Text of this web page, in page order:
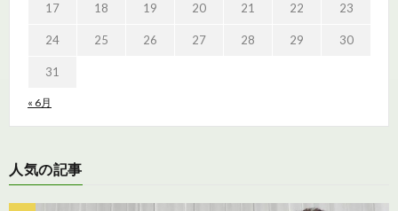
« 6月
17 18 19 20 21 22 23
24 25 26 27 28 29 30
31
人気の記事